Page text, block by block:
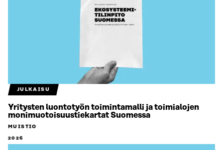
JULKAISU
Yritysten luontotyön toimintamalli ja toimialojen
monimuotoisuustiekartat Suomessa
MUISTIO
2026